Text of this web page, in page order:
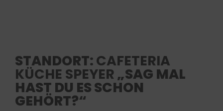
STANDORT:CAFETERIA
KÜCHE SPEYER„SAG MAL
HAST DU ES SCHON
GEHÖRT?“